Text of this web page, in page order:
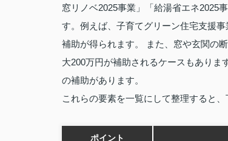
窓リノベ2025事業」「給湯省エネ2025
す。例えば、子育てグリーン住宅支援
補助が得られます。 また、窓や玄関の
大200万円が補助されるケースもあり
の補助があります。
これらの要素を一覧にして整理すると、
ポイント